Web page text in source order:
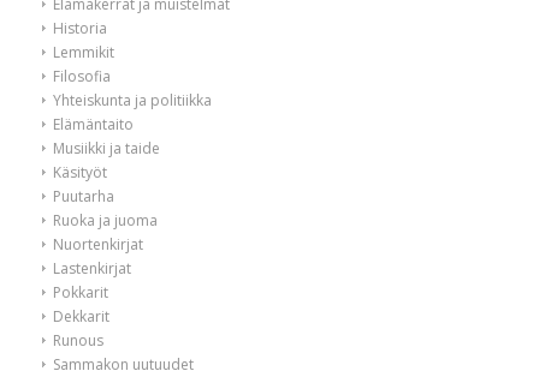
Elämäkerrat ja muistelmat
Historia
Lemmikit
Filosofia
Yhteiskunta ja politiikka
Elämäntaito
Musiikki ja taide
Käsityöt
Puutarha
Ruoka ja juoma
Nuortenkirjat
Lastenkirjat
Pokkarit
Dekkarit
Runous
Sammakon uutuudet